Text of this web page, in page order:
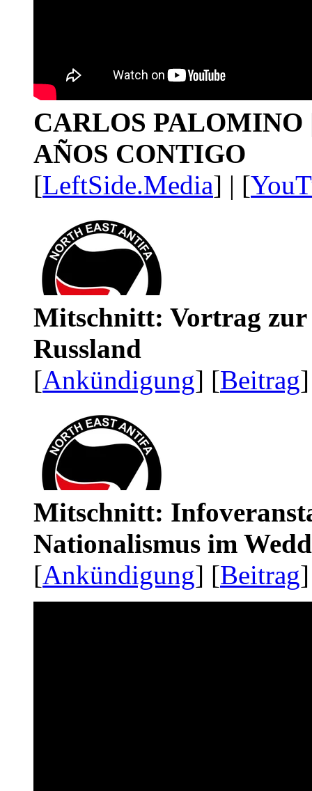
CARLOS PALOMINO
AÑOS CONTIGO
[LeftSide.Media] | [
Mitschnitt: Vortrag zur
Russland
[Ankündigung] [Beitrag
Mitschnitt:
Nationalismus im
[Ankündigung] [Beitrag